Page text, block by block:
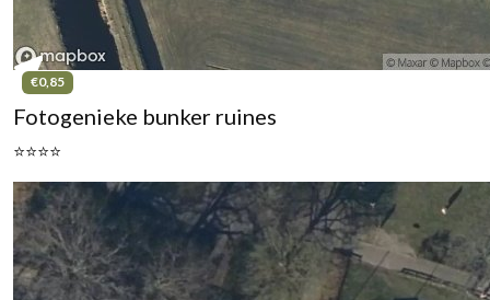
€0,85
Fotogenieke bunker ruines
⭐⭐⭐⭐